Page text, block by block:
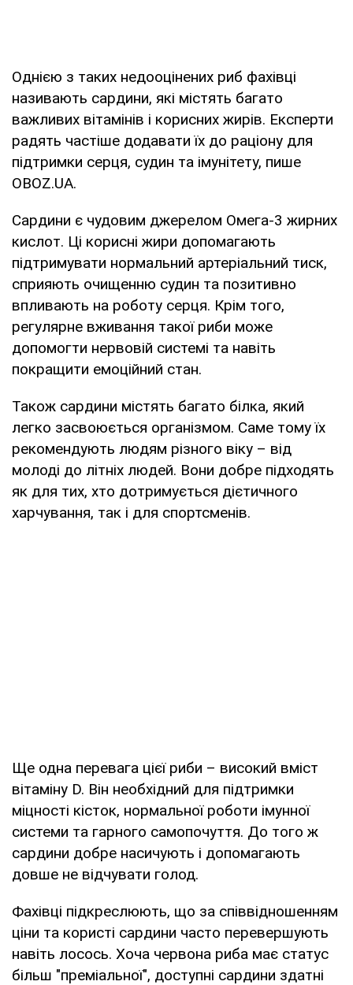
Однією з таких недооцінених риб фахівці
називають сардини, які містять багато
важливих вітамінів і корисних жирів. Експерти
радять частіше додавати їх до раціону для
підтримки серця, судин та імунітету, пише
OBOZ.UA.
Сардини є чудовим джерелом Омега-3 жирних
кислот. Ці корисні жири допомагають
підтримувати нормальний артеріальний тиск,
сприяють очищенню судин та позитивно
впливають на роботу серця. Крім того,
регулярне вживання такої риби може
допомогти нервовій системі та навіть
покращити емоційний стан.
Також сардини містять багато білка, який
легко засвоюється організмом. Саме тому їх
рекомендують людям різного віку – від
молоді до літніх людей. Вони добре підходять
як для тих, хто дотримується дієтичного
харчування, так і для спортсменів.
Ще одна перевага цієї риби – високий вміст
вітаміну D. Він необхідний для підтримки
міцності кісток, нормальної роботи імунної
системи та гарного самопочуття. До того ж
сардини добре насичують і допомагають
довше не відчувати голод.
Фахівці підкреслюють, що за співвідношенням
ціни та користі сардини часто перевершують
навіть лосось. Хоча червона риба має статус
більш "преміальної", доступні сардини здатні